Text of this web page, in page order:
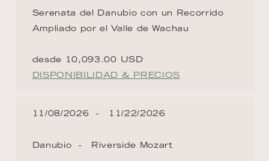
Serenata del Danubio con un Recorrido
Ampliado por el Valle de Wachau
desde 10,093.00 USD
DISPONIBILIDAD & PRECIOS
11/08/2026 11/22/2026
Danubio Riverside Mozart